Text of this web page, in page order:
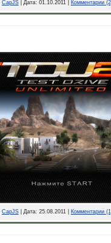
CapJS | Дата: 01.10.2011 Комментарии
CapJS | Дата: 25.08.2011 Комментарии